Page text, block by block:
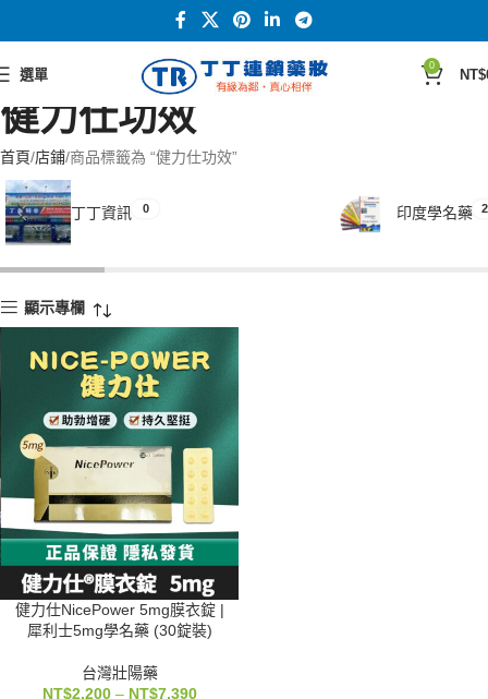
選單
0
NT$
健力仕功效
首頁 店鋪 商品標籤為 “健力仕功效”
丁丁資訊 0 印度學名藥
顯示專欄
健力仕NicePower 5mg膜衣錠 |
犀利士5mg學名藥 (30錠裝)
台灣壯陽藥
NT$2,200 – NT$7,390